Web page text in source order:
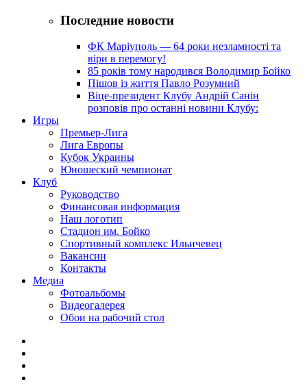
Последние новости
ФК Маріуполь — 64 роки незламності та
віри в перемогу!
85 років тому народився Володимир Бойко
Пішов із життя Павло Розумний
Віце-президент Клубу Андрій Санін
розповів про останні новини Клубу:
Игры
Премьер-Лига
Лига Европы
Кубок Украины
Юношеский чемпионат
Клуб
Руководство
Финансовая информация
Наш логотип
Стадион им. Бойко
Спортивный комплекс Ильичевец
Вакансии
Контакты
Медиа
Фотоальбомы
Видеогалерея
Обои на рабочий стол